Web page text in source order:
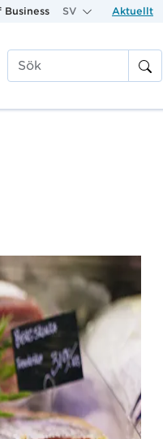
Business SV Aktuellt
Sök